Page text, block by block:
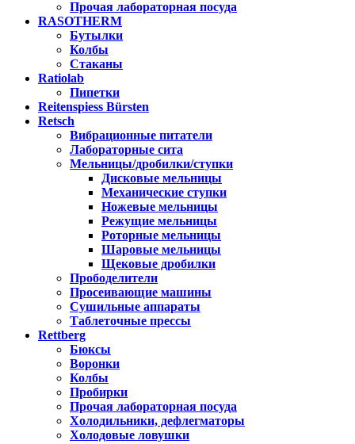
Прочая лабораторная посуда
RASOTHERM
Бутылки
Колбы
Стаканы
Ratiolab
Пипетки
Reitenspiess Bürsten
Retsch
Вибрационные питатели
Лабораторные сита
Мельницы/дробилки/ступки
Дисковые мельницы
Механические ступки
Ножевые мельницы
Режущие мельницы
Роторные мельницы
Шаровые мельницы
Щековые дробилки
Прободелители
Просеивающие машины
Сушильные аппараты
Таблеточные прессы
Rettberg
Бюксы
Воронки
Колбы
Пробирки
Прочая лабораторная посуда
Холодильники, дефлегматоры
Холодовые ловушки